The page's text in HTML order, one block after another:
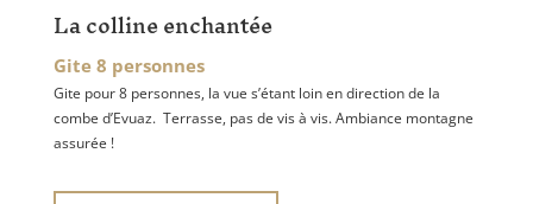
La colline enchantée
Gite 8 personnes
Gite pour 8 personnes, la vue s’étant loin en direction de la
combe d’Evuaz. Terrasse, pas de vis à vis. Ambiance montagne
assurée !